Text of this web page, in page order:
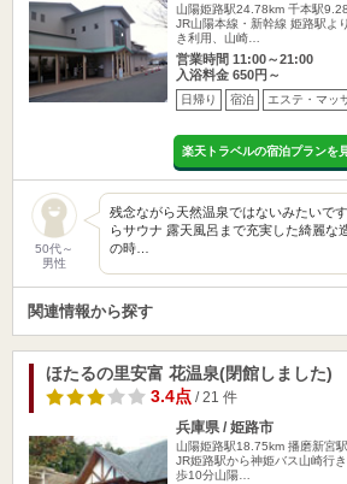
山陽姫路駅24.78km 千本駅
JR山陽本線・新幹線 姫路駅よ
き利用、山崎…
営業時間 11:00～21:00
入浴料金 650円～
日帰り 宿泊 エステ・マッ
楽天トラベルの宿泊プランを
50代～
男性
残念ながら天然温泉ではないみたいで
らサウナ 露天風呂まで充実した綺麗な
の時…
関連情報から探す
ほたるの里安富 花温泉(閉館しました)
3.4点/ 21 件
兵庫県 / 姫路市
山陽姫路駅18.75km 播磨新宮
JR姫路駅から神姫バス山崎行
歩10分山陽…